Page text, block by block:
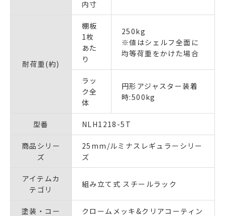
内寸
耐荷重(約)
棚板
1枚
あた
り
250kg
※値はシェルフ全面に
均等荷重をかけた場合
ラッ
ク全
体
円形アジャスター装着
時:500kg
型番 NLH1218-5T
商品シリー
ズ
25mm/ルミナスレギュラーシリー
ズ
アイテムカ
テゴリ
組み立て式 スチールラック
塗装・コー
クロームメッキ&クリアコーティン